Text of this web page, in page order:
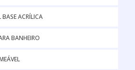
BASE ACRÍLICA
BANHEIRO